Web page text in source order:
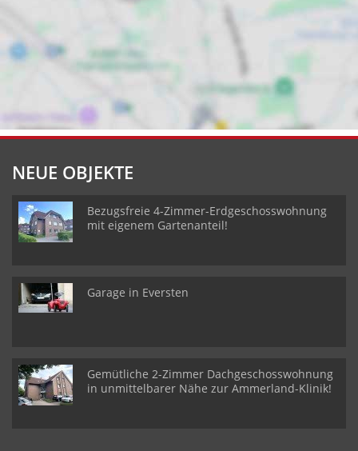
NEUE OBJEKTE
Bezugsfreie 4-Zimmer-Erdgeschosswohnung
mit eigenem Gartenanteil!
Garage in Eversten
Gemütliche 2-Zimmer Dachgeschosswohnung
in unmittelbarer Nähe zur Ammerland-Klinik!